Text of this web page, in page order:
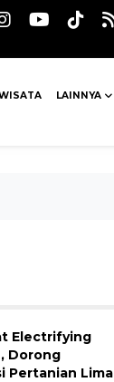
LAINNYA
Electrifying
Dorong
Pertanian Lima